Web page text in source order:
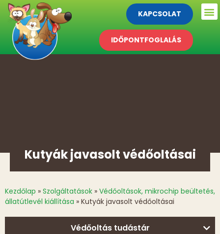
KAPCSOLAT
IDŐPONTFOGLALÁS
Kutyák javasolt védőoltásai
Kezdőlap » Szolgáltatások » Védőoltások, mikrochip beültetés,
állatútlevél kiállítása » Kutyák javasolt védőoltásai
Védőoltás tudástár